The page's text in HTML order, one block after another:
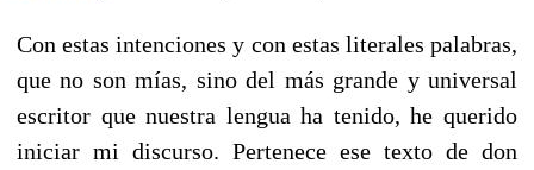
Con estas intenciones y con estas literales palabras,
que no son mías, sino del más grande y universal
escritor que nuestra lengua ha tenido, he querido
iniciar mi discurso. Pertenece ese texto de don